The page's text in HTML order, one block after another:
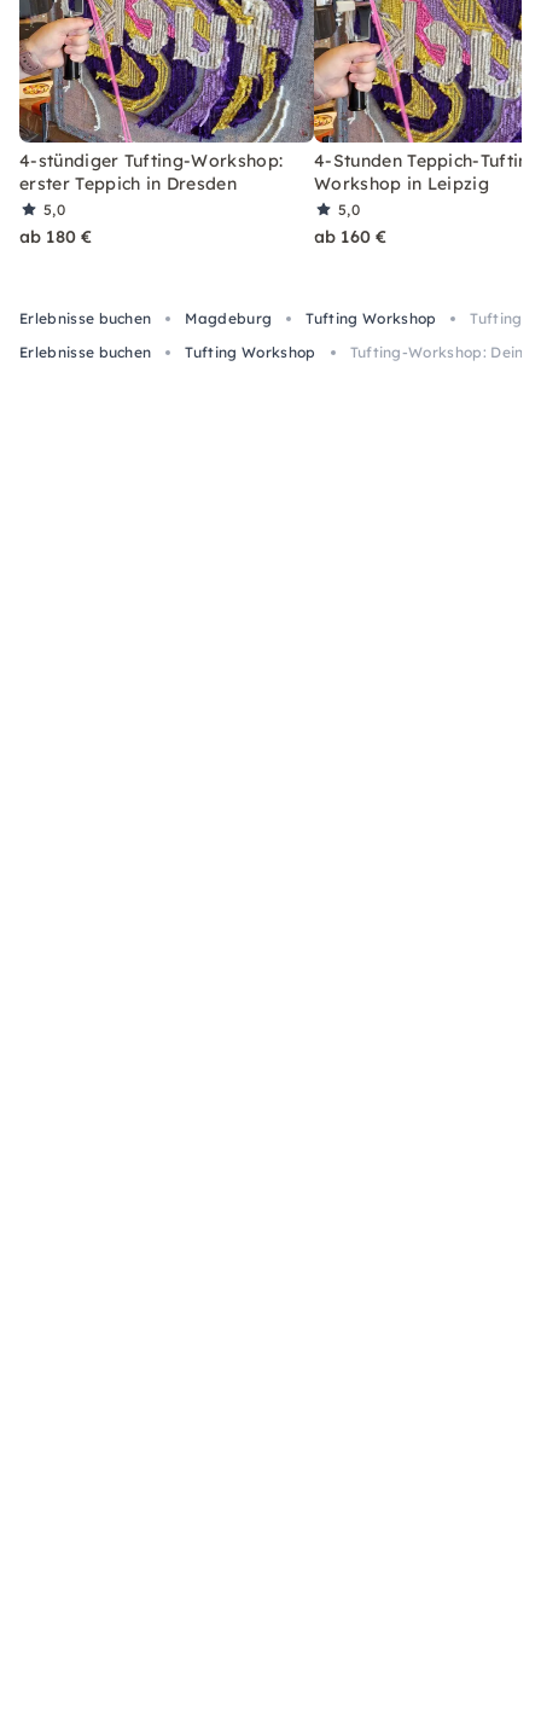
4-stündiger Tufting-Workshop:
erster Teppich in Dresden
5,0
ab 180 €
4-Stunden Teppich-
Workshop in Leipzig
5,0
ab 160 €
Erlebnisse buchen Magdeburg Tufting Workshop
Tufting-
Erlebnisse buchen
Tufting Workshop Tufting-Workshop: Dein